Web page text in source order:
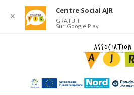
✕
Centre Social AJR
GRATUIT
Sur Google Play